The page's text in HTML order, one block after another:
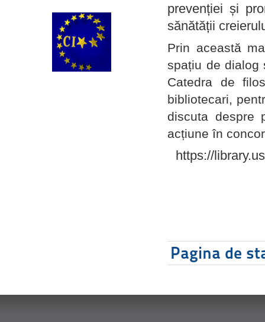
prevenției și
sănătății
Prin această
spațiu de dialog
Catedra de
bibliotecari,
discuta despre
acțiune în
https://
Pagina de